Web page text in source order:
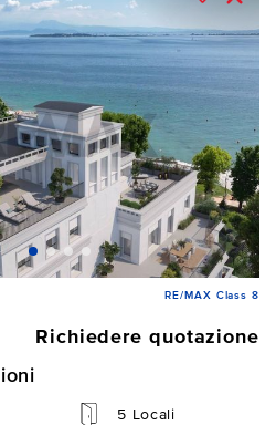
RE/MAX Class 8
Richiedere quotazione
5 Locali